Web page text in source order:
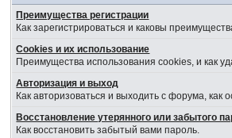
Преимущества регистрации
Как зарегистрироваться и каковы
Cookies и их использование
Преимущества использования cookies, и как
Авторизация и выход
Как авторизоваться и выходить с форума,
Восстановление утерянного или забытого
Как восстановить забытый вами пароль.